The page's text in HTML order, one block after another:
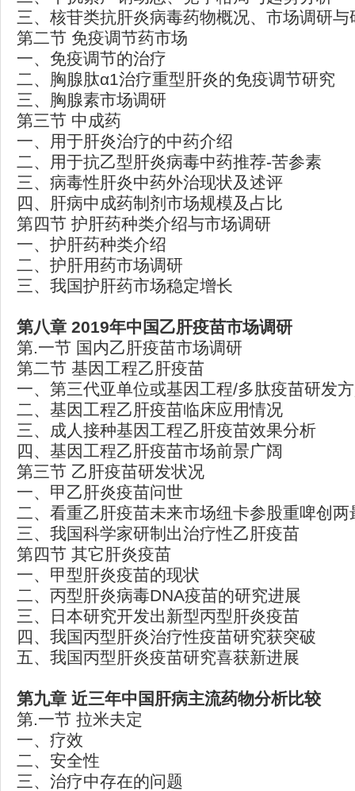
三、核苷类抗肝炎病毒药物概况、市场调研与
第二节 免疫调节药市场
一、免疫调节的治疗
二、胸腺肽α1治疗重型肝炎的免疫调节研究
三、胸腺素市场调研
第三节 中成药
一、用于肝炎治疗的中药介绍
二、用于抗乙型肝炎病毒中药推荐-苦参素
三、病毒性肝炎中药外治现状及述评
四、肝病中成药制剂市场规模及占比
第四节 护肝药种类介绍与市场调研
一、护肝药种类介绍
二、护肝用药市场调研
三、我国护肝药市场稳定增长
第八章 2019年中国乙肝疫苗市场调研
第.一节 国内乙肝疫苗市场调研
第二节 基因工程乙肝疫苗
一、第三代亚单位或基因工程/多肽疫苗研发
二、基因工程乙肝疫苗临床应用情况
三、成人接种基因工程乙肝疫苗效果分析
四、基因工程乙肝疫苗市场前景广阔
第三节 乙肝疫苗研发状况
一、甲乙肝炎疫苗问世
二、看重乙肝疫苗未来市场纽卡参股重啤创两
三、我国科学家研制出治疗性乙肝疫苗
第四节 其它肝炎疫苗
一、甲型肝炎疫苗的现状
二、丙型肝炎病毒DNA疫苗的研究进展
三、日本研究开发出新型丙型肝炎疫苗
四、我国丙型肝炎治疗性疫苗研究获突破
五、我国丙型肝炎疫苗研究喜获新进展
第九章 近三年中国肝病主流药物分析比较
第.一节 拉米夫定
一、疗效
二、安全性
三、治疗中存在的问题